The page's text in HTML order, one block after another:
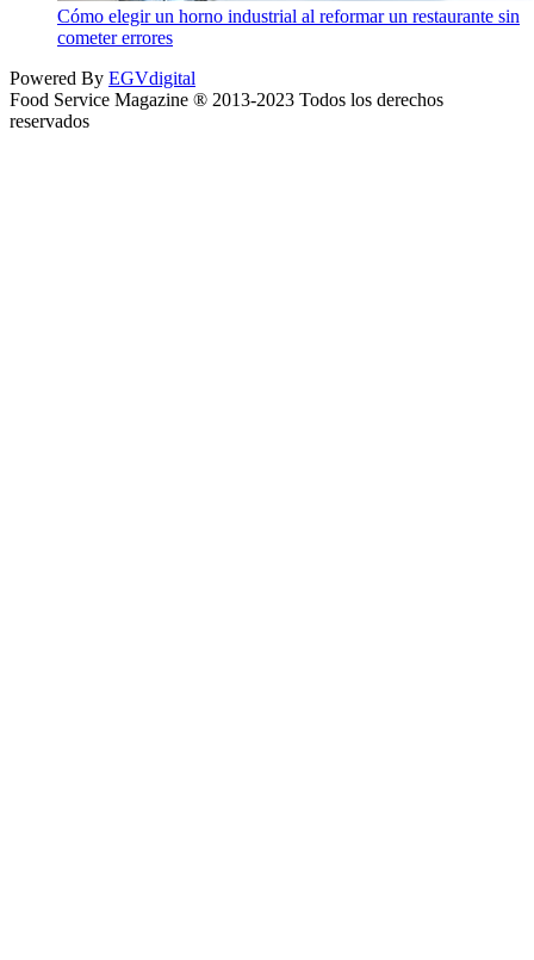
Cómo elegir un horno industrial al reformar un restaurante sin
cometer errores
Powered By EGVdigital
Food Service Magazine ® 2013-2023 Todos los derechos
reservados